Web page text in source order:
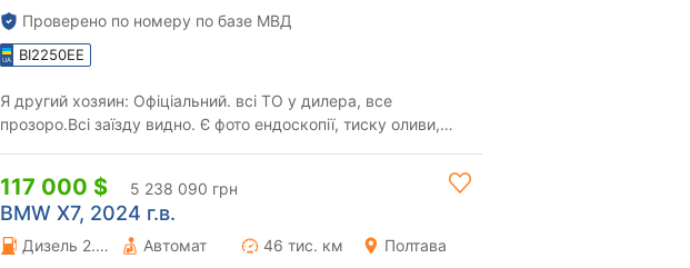
Проверено по номеру по базе МВД
BI2250EE
Я другий хозяин: Офіціальний. всі ТО у дилера, все
прозоро.Всі заїзду видно. Є фото ендоскопії, тиску оливи,
117 000 $ 5 238 090 грн
BMW X7, 2024 г.в.
Дизель 2.99 л. Автомат 46 тис. км
Полтава